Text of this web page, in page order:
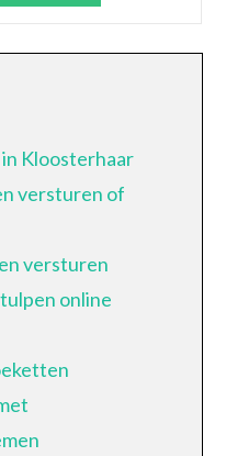
Kloosterhaar
versturen of
versturen
online